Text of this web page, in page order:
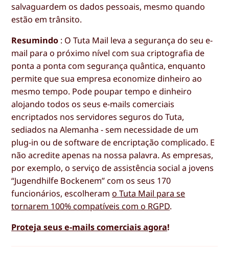
salvaguardem os dados pessoais, mesmo quando
estão em trânsito.
Resumindo : O Tuta Mail leva a segurança do seu e-
mail para o próximo nível com sua criptografia de
ponta a ponta com segurança quântica, enquanto
permite que sua empresa economize dinheiro ao
mesmo tempo. Pode poupar tempo e dinheiro
alojando todos os seus e-mails comerciais
encriptados nos servidores seguros do Tuta,
sediados na Alemanha - sem necessidade de um
plug-in ou de software de encriptação complicado. E
não acredite apenas na nossa palavra. As empresas,
por exemplo, o serviço de assistência social a jovens
“Jugendhilfe Bockenem” com os seus 170
funcionários, escolheram o Tuta Mail para se
tornarem 100% compatíveis com o RGPD.
Proteja seus e-mails comerciais agora!